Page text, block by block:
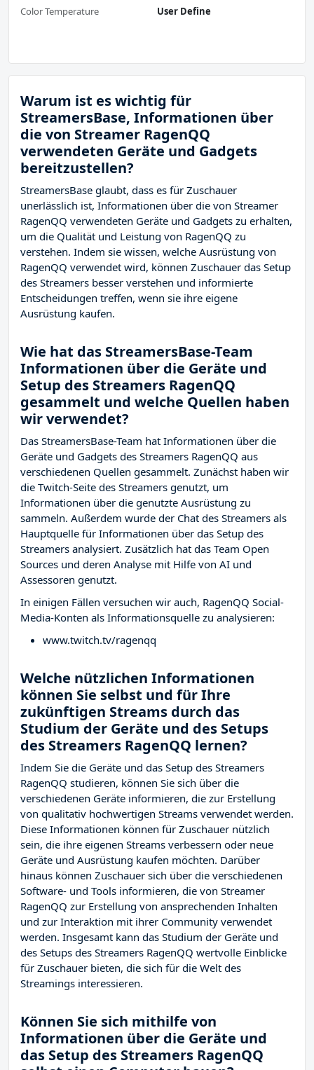
Color Temperature
User Define
Warum ist es wichtig für
StreamersBase, Informationen über
die von Streamer RagenQQ
verwendeten Geräte und Gadgets
bereitzustellen?
StreamersBase glaubt, dass es für Zuschauer
unerlässlich ist, Informationen über die von Streamer
RagenQQ verwendeten Geräte und Gadgets zu erhalten,
um die Qualität und Leistung von RagenQQ zu
verstehen. Indem sie wissen, welche Ausrüstung von
RagenQQ verwendet wird, können Zuschauer das Setup
des Streamers besser verstehen und informierte
Entscheidungen treffen, wenn sie ihre eigene
Ausrüstung kaufen.
Wie hat das StreamersBase-Team
Informationen über die Geräte und
Setup des Streamers RagenQQ
gesammelt und welche Quellen haben
wir verwendet?
Das StreamersBase-Team hat Informationen über die
Geräte und Gadgets des Streamers RagenQQ aus
verschiedenen Quellen gesammelt. Zunächst haben wir
die Twitch-Seite des Streamers genutzt, um
Informationen über die genutzte Ausrüstung zu
sammeln. Außerdem wurde der Chat des Streamers als
Hauptquelle für Informationen über das Setup des
Streamers analysiert. Zusätzlich hat das Team Open
Sources und deren Analyse mit Hilfe von AI und
Assessoren genutzt.
In einigen Fällen versuchen wir auch, RagenQQ Social-
Media-Konten als Informationsquelle zu analysieren:
www.twitch.tv/ragenqq
Welche nützlichen Informationen
können Sie selbst und für Ihre
zukünftigen Streams durch das
Studium der Geräte und des Setups
des Streamers RagenQQ lernen?
Indem Sie die Geräte und das Setup des Streamers
RagenQQ studieren, können Sie sich über die
verschiedenen Geräte informieren, die zur Erstellung
von qualitativ hochwertigen Streams verwendet werden.
Diese Informationen können für Zuschauer nützlich
sein, die ihre eigenen Streams verbessern oder neue
Geräte und Ausrüstung kaufen möchten. Darüber
hinaus können Zuschauer sich über die verschiedenen
Software- und Tools informieren, die von Streamer
RagenQQ zur Erstellung von ansprechenden Inhalten
und zur Interaktion mit ihrer Community verwendet
werden. Insgesamt kann das Studium der Geräte und
des Setups des Streamers RagenQQ wertvolle Einblicke
für Zuschauer bieten, die sich für die Welt des
Streamings interessieren.
Können Sie sich mithilfe von
Informationen über die Geräte und
das Setup des Streamers RagenQQ